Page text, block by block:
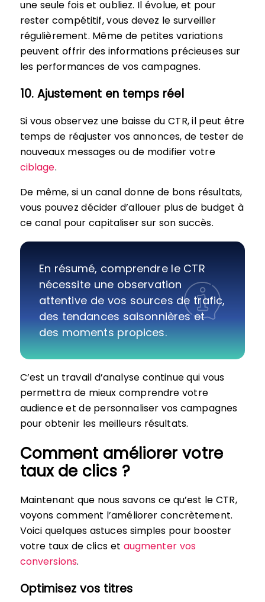
une seule fois et oubliez. Il évolue, et pour
rester compétitif, vous devez le surveiller
régulièrement. Même de petites variations
peuvent offrir des informations précieuses sur
les performances de vos campagnes.
10. Ajustement en temps réel
Si vous observez une baisse du CTR, il peut être
temps de réajuster vos annonces, de tester de
nouveaux messages ou de modifier votre
ciblage.
De même, si un canal donne de bons résultats,
vous pouvez décider d’allouer plus de budget à
ce canal pour capitaliser sur son succès.
En résumé, comprendre le CTR
nécessite une observation
attentive de vos sources de trafic,
des tendances saisonnières et
des moments propices.
C’est un travail d’analyse continue qui vous
permettra de mieux comprendre votre
audience et de personnaliser vos campagnes
pour obtenir les meilleurs résultats.
Comment améliorer votre
taux de clics ?
Maintenant que nous savons ce qu’est le CTR,
voyons comment l’améliorer concrètement.
Voici quelques astuces simples pour booster
votre taux de clics et augmenter vos
conversions.
Optimisez vos titres